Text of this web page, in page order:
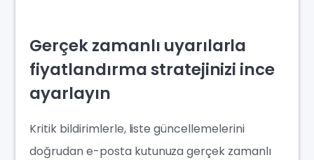
Gerçek zamanlı uyarılarla
fiyatlandırma stratejinizi ince
ayarlayın
Kritik bildirimlerle, liste güncellemelerini
doğrudan e-posta kutunuza gerçek zamanlı